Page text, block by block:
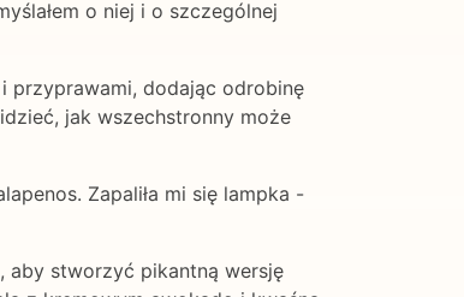
o niej i o szczególnej
i przyprawami, dodając odrobinę
jak wszechstronny może
Zapaliła mi się lampka -
aby stworzyć pikantną wersję